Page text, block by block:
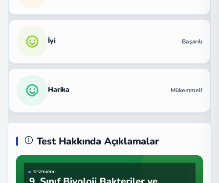
İyi Başarılı
Harika Mükemmel!
Test Hakkında Açıklamalar